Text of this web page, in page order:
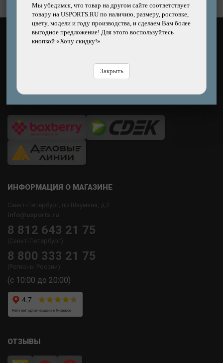
Мы убедимся, что товар на другом сайте соответствует
товару на USPORTS.RU по наличию, размеру, ростовке,
цвету, модели и году производства, и сделаем Вам более
выгодное предложение! Для этого воспользуйтесь
кнопкой «Хочу скидку!»
Закрыть
КАК ОПЛАТИТЬ?
ИНФОРМАЦИЯ О МАГАЗИНЕ
Санкт-Петербург, пр.Шаумяна, д.2
info@usports.ru
8 812 643 21 75
(Санкт-Петербург)
8 800 333 21 75
(Регионы России)
(с 10:00 до 20:00)
ОТЗЫВЫ